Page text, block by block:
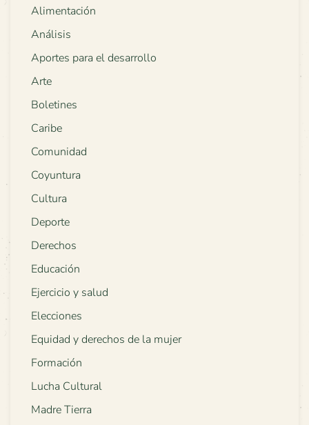
Alimentación
Análisis
Aportes para el desarrollo
Arte
Boletines
Caribe
Comunidad
Coyuntura
Cultura
Deporte
Derechos
Educación
Ejercicio y salud
Elecciones
Equidad y derechos de la mujer
Formación
Lucha Cultural
Madre Tierra